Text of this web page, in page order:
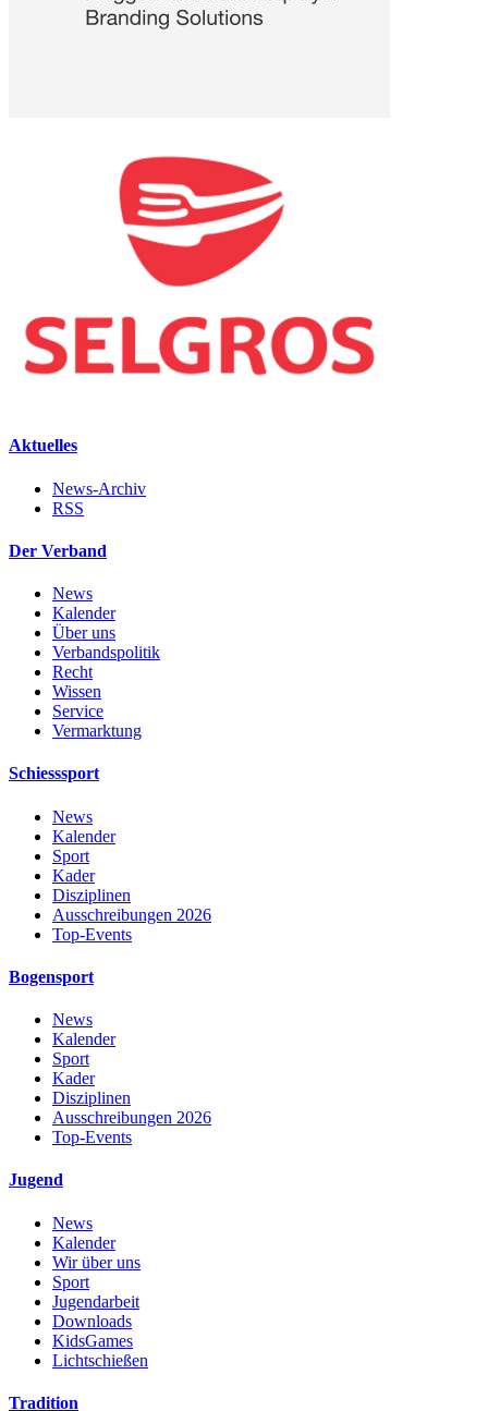
Aktuelles
News-Archiv
RSS
Der Verband
News
Kalender
Über uns
Verbandspolitik
Recht
Wissen
Service
Vermarktung
Schiesssport
News
Kalender
Sport
Kader
Disziplinen
Ausschreibungen 2026
Top-Events
Bogensport
News
Kalender
Sport
Kader
Disziplinen
Ausschreibungen 2026
Top-Events
Jugend
News
Kalender
Wir über uns
Sport
Jugendarbeit
Downloads
KidsGames
Lichtschießen
Tradition